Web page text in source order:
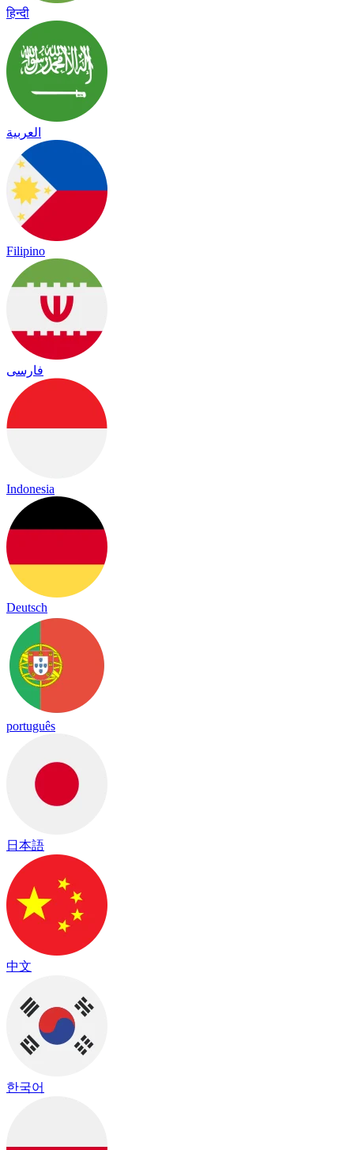
हिन्दी
العربية
Filipino
فارسی
Indonesia
Deutsch
português
日本語
中文
한국어